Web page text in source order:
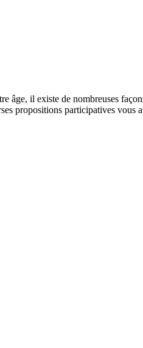
âge, il existe de nombreuses
propositions participatives vous